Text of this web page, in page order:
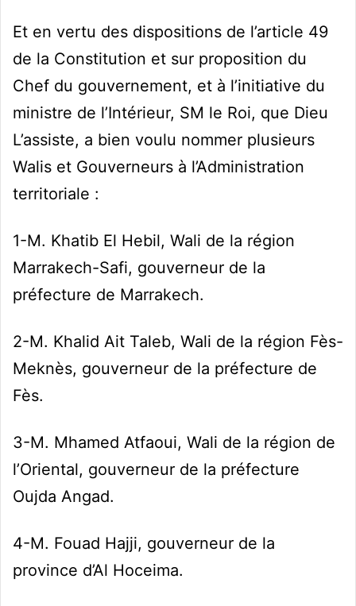
Et en vertu des dispositions de l’article 49
de la Constitution et sur proposition du
Chef du gouvernement, et à l’initiative du
ministre de l’Intérieur, SM le Roi, que Dieu
L’assiste, a bien voulu nommer plusieurs
Walis et Gouverneurs à l’Administration
territoriale :
1-M. Khatib El Hebil, Wali de la région
Marrakech-Safi, gouverneur de la
préfecture de Marrakech.
2-M. Khalid Ait Taleb, Wali de la région Fès-
Meknès, gouverneur de la préfecture de
Fès.
3-M. Mhamed Atfaoui, Wali de la région de
l’Oriental, gouverneur de la préfecture
Oujda Angad.
4-M. Fouad Hajji, gouverneur de la
province d’Al Hoceima.